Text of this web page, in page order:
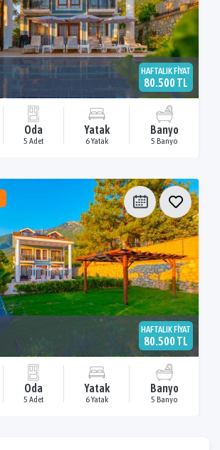
HAFTALIK FİYAT
80.500 TL
Oda
5 Adet
Yatak
6 Yatak
Banyo
5 Banyo
HAFTALIK FİYAT
80.500 TL
Oda
5 Adet
Yatak
6 Yatak
Banyo
5 Banyo